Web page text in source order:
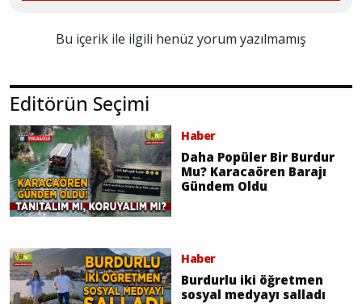
Bu içerik ile ilgili henüz yorum yazılmamış
Editörün Seçimi
Haber
Daha Popüler Bir Burdur
Mu? Karacaören Barajı
Gündem Oldu
Haber
Burdurlu iki öğretmen
sosyal medyayı salladı